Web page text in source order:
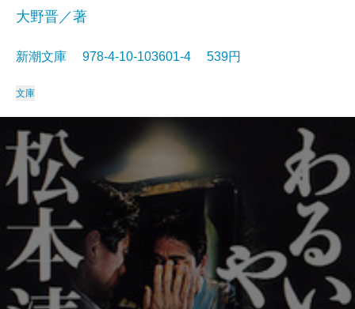
大野晋／著
新潮文庫 978-4-10-103601-4 539円
文庫